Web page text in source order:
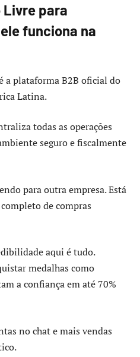
Livre para
funciona na
a plataforma B2B oficial do
Latina.
todas as operações
seguro e fiscalmente
para outra empresa. Está
de compras
aqui é tudo.
medalhas como
a confiança em até 70%
no chat e mais vendas